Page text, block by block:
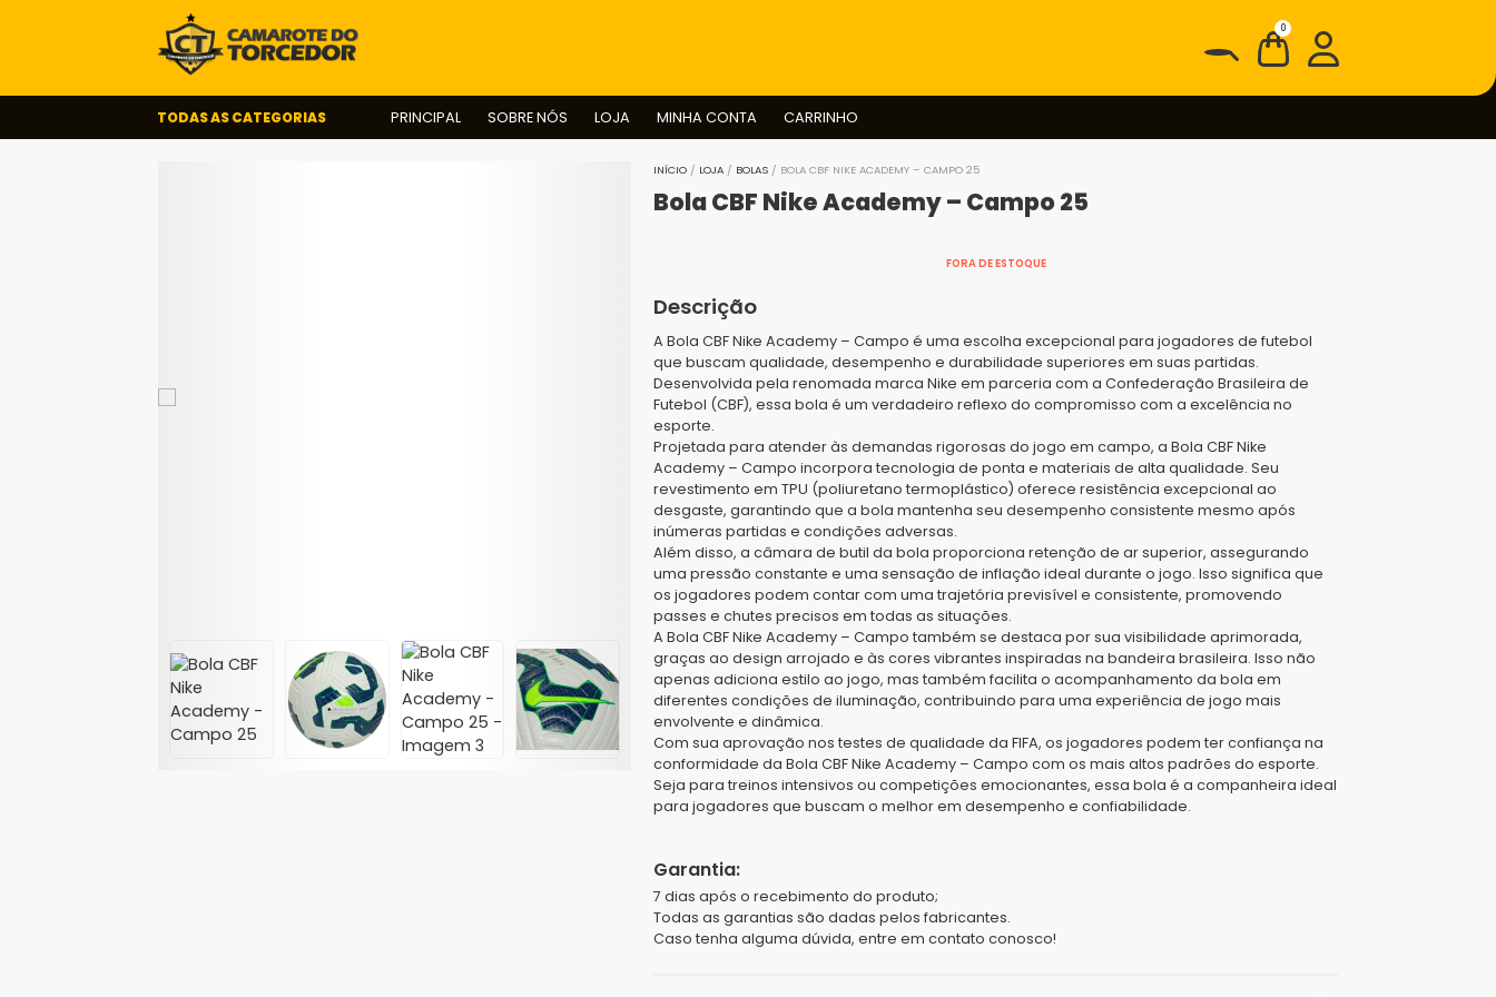
0
TODAS AS CATEGORIAS PRINCIPAL SOBRE NÓS LOJA MINHA CONTA CARRINHO
INÍCIO / LOJA / BOLAS / BOLA CBF NIKE ACADEMY – CAMPO 25
Bola CBF Nike Academy – Campo 25
FORA DE ESTOQUE
Descrição
A Bola CBF Nike Academy – Campo é uma escolha excepcional para jogadores de futebol
que buscam qualidade, desempenho e durabilidade superiores em suas partidas.
Desenvolvida pela renomada marca Nike em parceria com a Confederação Brasileira de
Futebol (CBF), essa bola é um verdadeiro reflexo do compromisso com a excelência no
esporte.
Projetada para atender às demandas rigorosas do jogo em campo, a Bola CBF Nike
Academy – Campo incorpora tecnologia de ponta e materiais de alta qualidade. Seu
revestimento em TPU (poliuretano termoplástico) oferece resistência excepcional ao
desgaste, garantindo que a bola mantenha seu desempenho consistente mesmo após
inúmeras partidas e condições adversas.
Além disso, a câmara de butil da bola proporciona retenção de ar superior, assegurando
uma pressão constante e uma sensação de inflação ideal durante o jogo. Isso significa que
os jogadores podem contar com uma trajetória previsível e consistente, promovendo
passes e chutes precisos em todas as situações.
A Bola CBF Nike Academy – Campo também se destaca por sua visibilidade aprimorada,
graças ao design arrojado e às cores vibrantes inspiradas na bandeira brasileira. Isso não
apenas adiciona estilo ao jogo, mas também facilita o acompanhamento da bola em
diferentes condições de iluminação, contribuindo para uma experiência de jogo mais
envolvente e dinâmica.
Com sua aprovação nos testes de qualidade da FIFA, os jogadores podem ter confiança na
conformidade da Bola CBF Nike Academy – Campo com os mais altos padrões do esporte.
Seja para treinos intensivos ou competições emocionantes, essa bola é a companheira ideal
para jogadores que buscam o melhor em desempenho e confiabilidade.
Garantia:
7 dias após o recebimento do produto;
Todas as garantias são dadas pelos fabricantes.
Caso tenha alguma dúvida, entre em contato conosco!